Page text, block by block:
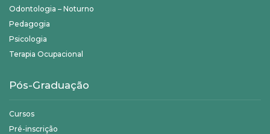
Odontologia – Noturno
Pedagogia
Psicologia
Terapia Ocupacional
Pós-Graduação
Cursos
Pré-inscrição